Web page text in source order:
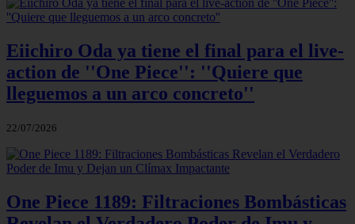
Eiichiro Oda ya tiene el final para el live-
action de ''One Piece'': ''Quiere que
lleguemos a un arco concreto''
22/07/2026
One Piece 1189: Filtraciones Bombásticas